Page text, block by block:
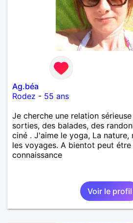
Ag.béa
Rodez - 55 ans
Je cherche une relation
sorties, des balades, des
ciné . J'aime le yoga, La nature,
les voyages. A bientot peut
connaissance
Voir le profil